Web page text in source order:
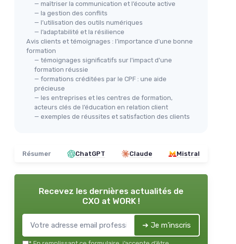
— maîtriser la communication et l’écoute active
— la gestion des conflits
— l’utilisation des outils numériques
— l’adaptabilité et la résilience
Avis clients et témoignages : l’importance d’une bonne
formation
— témoignages significatifs sur l'impact d'une
formation réussie
— formations créditées par le CPF : une aide
précieuse
— les entreprises et les centres de formation,
acteurs clés de l’éducation en relation client
— exemples de réussites et satisfaction des clients
Résumer ChatGPT Claude Mistral
Recevez les dernières actualités de
CXO at WORK !
➔ Je m'inscris